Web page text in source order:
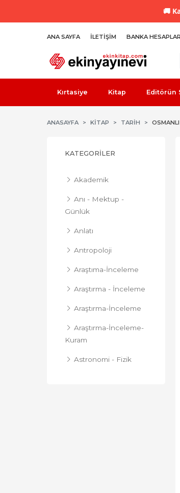
🚚
ANA SAYFA İLETIŞIM BANKA
Kırtasiye Kitap Editörün
ANASAYFA KİTAP TARIH
KATEGORILER
Akademik
Anı - Mektup -
Günlük
Anlatı
Antropoloji
Araştıma-İnceleme
Araştırma - İnceleme
Araştırma-İnceleme
Araştırma-İnceleme-
Kuram
Astronomi - Fizik